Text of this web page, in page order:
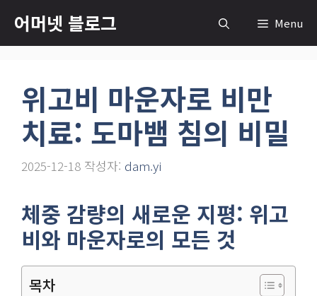
츠
어머넷 블로그 Menu
위고비 마운자로 비만
치료: 도마뱀 침의 비밀
2025-12-18 작성자: dam.yi
체중 감량의 새로운 지평: 위고
비와 마운자로의 모든 것
목차